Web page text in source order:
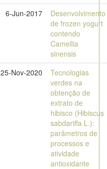
6-Jun-2017
Desenvolvimento
de frozen yogurt
contendo
Camellia
sinensis
25-Nov-2020
Tecnologias
verdes na
obtenção de
extrato de
hibisco (Hibiscus
sabdariffa L.):
parâmetros de
processos e
atividade
antioxidante